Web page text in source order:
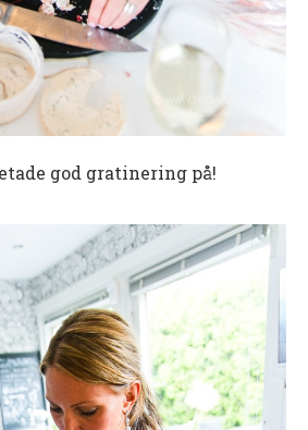
god gratinering på!